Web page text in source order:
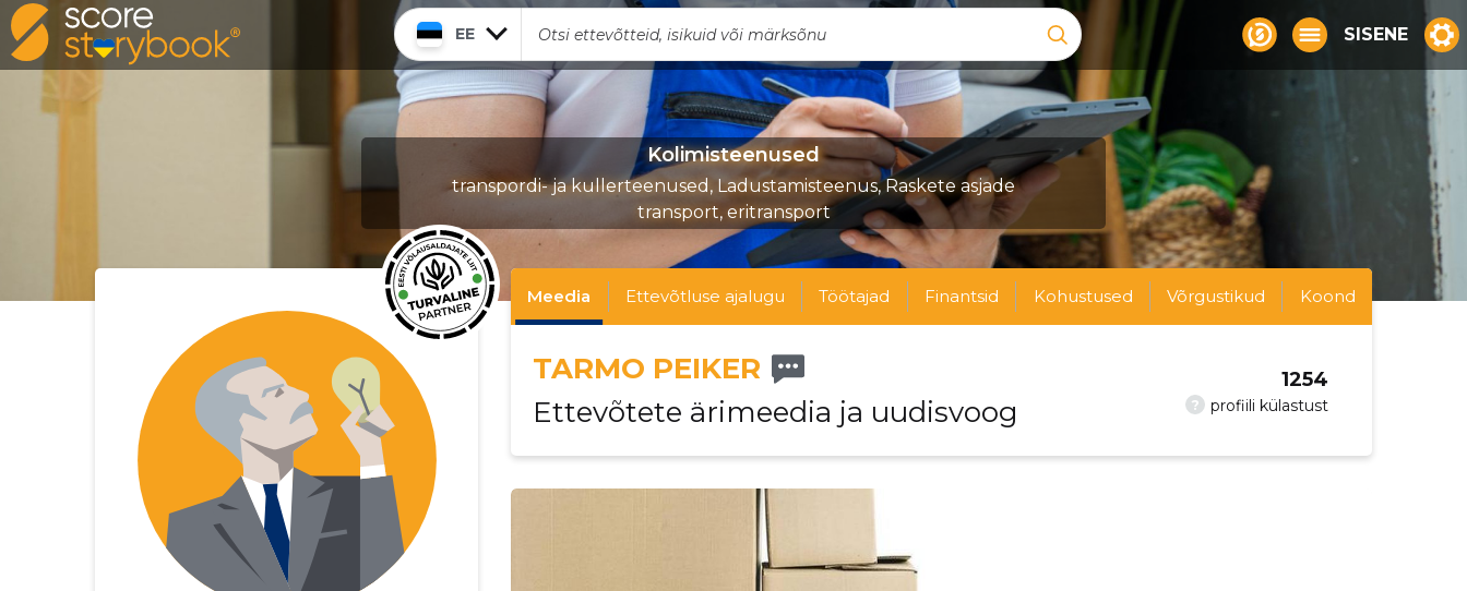
EE SISENE
Kolimisteenused
transpordi- ja kullerteenused, Ladustamisteenus, Raskete asjade
transport, eritransport
Meedia Ettevõtluse ajalugu Töötajad Finantsid Kohustused Võrgustikud Koond
TARMO PEIKER
Ettevõtete ärimeedia ja uudisvoog
? profiili külastust
1254